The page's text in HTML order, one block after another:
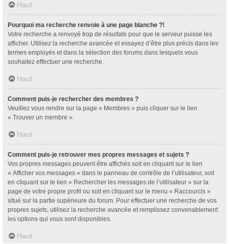
Haut
Pourquoi ma recherche renvoie à une page blanche ?!
Votre recherche a renvoyé trop de résultats pour que le serveur puisse les
afficher. Utilisez la recherche avancée et essayez d’être plus précis dans les
termes employés et dans la sélection des forums dans lesquels vous
souhaitez effectuer une recherche.
Haut
Comment puis-je rechercher des membres ?
Veuillez vous rendre sur la page « Membres » puis cliquer sur le lien
« Trouver un membre ».
Haut
Comment puis-je retrouver mes propres messages et sujets ?
Vos propres messages peuvent être affichés soit en cliquant sur le lien
« Afficher vos messages » dans le panneau de contrôle de l’utilisateur, soit
en cliquant sur le lien « Rechercher les messages de l’utilisateur » sur la
page de votre propre profil ou soit en cliquant sur le menu « Raccourcis »
situé sur la partie supérieure du forum. Pour effectuer une recherche de vos
propres sujets, utilisez la recherche avancée et remplissez convenablement
les options qui vous sont disponibles.
Haut